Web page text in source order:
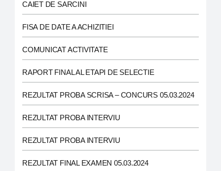
CAIET DE SARCINI
FISA DE DATE A ACHIZITIEI
COMUNICAT ACTIVITATE
RAPORT FINAL AL ETAPI DE SELECTIE
REZULTAT PROBA SCRISA – CONCURS 05.03.2024
REZULTAT PROBA INTERVIU
REZULTAT PROBA INTERVIU
REZULTAT FINAL EXAMEN 05.03.2024